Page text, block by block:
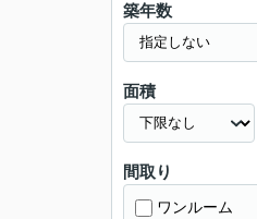
築年数
面積
間取り
ワンルーム